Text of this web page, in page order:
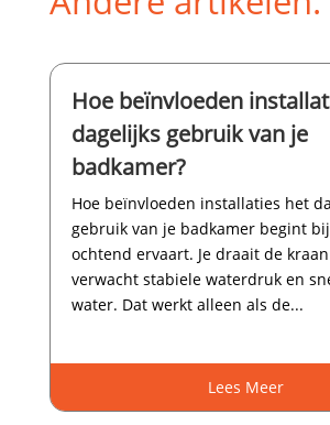
Hoe beïnvloeden
dagelijks gebruik van je
badkamer?
Hoe beïnvloeden installaties het
gebruik van je badkamer begint
ochtend ervaart.​ Je draait de
verwacht stabiele waterdruk en
water.​ Dat werkt alleen als de...
Lees Meer